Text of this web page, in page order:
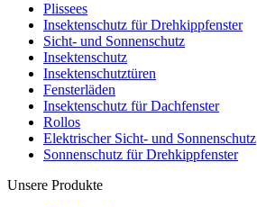
Plissees
Insektenschutz für Drehkippfenster
Sicht- und Sonnenschutz
Insektenschutz
Insektenschutztüren
Fensterläden
Insektenschutz für Dachfenster
Rollos
Elektrischer Sicht- und Sonnenschutz
Sonnenschutz für Drehkippfenster
Unsere Produkte